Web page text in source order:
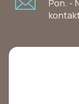
Pon. -